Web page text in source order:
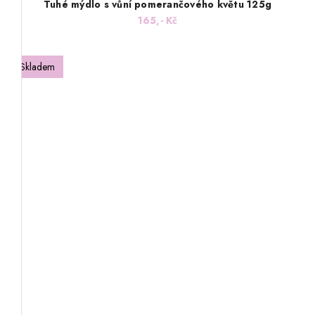
Tuhé mýdlo s vůní pomerančového květu 125g
165,- Kč
Skladem